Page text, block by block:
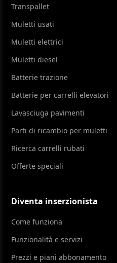
Transpallet
Muletti usati
Muletti elettrici
Muletti diesel
Batterie trazione
Batterie per carrelli elevatori
Lavasciuga pavimenti
Parti di ricambio per muletti
Ricerca carrelli rubati
Offerte speciali
Diventa inserzionista
Come funziona
Funzionalità e servizi
Prezzi e piani abbonamento